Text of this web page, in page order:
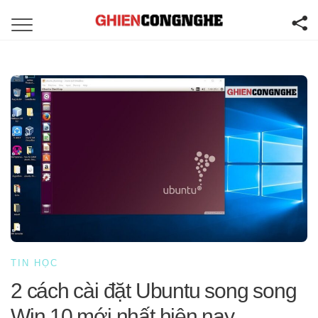
TIN HỌC
2 cách cài đặt Ubuntu song song